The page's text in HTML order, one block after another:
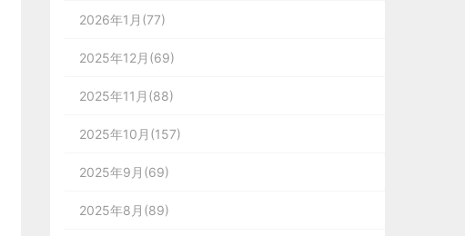
2026年1月(77)
2025年12月(69)
2025年11月(88)
2025年10月(157)
2025年9月(69)
2025年8月(89)